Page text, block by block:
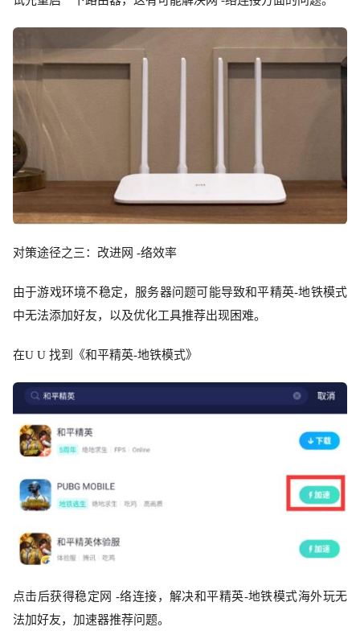
对策途径之三：改进网 -络效率
由于游戏环境不稳定，服务器问题可能导致和平精英-地铁模式
中无法添加好友，以及优化工具推荐出现困难。
在U U 找到《和平精英-地铁模式》
点击后获得稳定网 -络连接，解决和平精英-地铁模式海外玩无
法加好友，加速器推荐问题。